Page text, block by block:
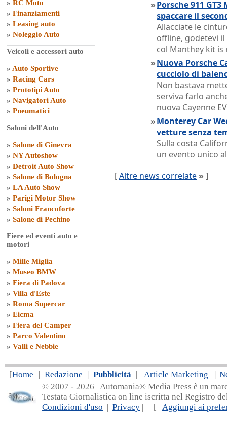
» RC Moto
» Finanziamenti
» Leasing auto
» Noleggio Auto
Veicoli e accessori auto
» Auto Sportive
» Racing Cars
» Prototipi Auto
» Navigatori Auto
» Pneumatici
Saloni dell'Auto
» Salone di Ginevra
» NY Autoshow
» Detroit Auto Show
» Salone di Bologna
» LA Auto Show
» Parigi Motor Show
» Saloni Francoforte
» Salone di Pechino
Fiere ed eventi auto e
motori
» Mille Miglia
» Museo BMW
» Fiera di Padova
» Villa d'Este
» Roma Supercar
» Eicma
» Fiera del Camper
» Parco Valentino
» Valli e Nebbie
»Porsche 911
spaccare il
Allacciate le
offline, godetevi il
col Manthey kit
»Nuova Porsche
cucciolo di
Non bastava
serviva farlo
nuova Cayenne EV
»Monterey Car
vetture senza
Sulla costa
un evento unico
[Altre news correlate » ]
[Home | Redazione | Pubblicità | Article Marketing |
© 2007 - 2026 Automania® Media Press è un
Testata Giornalistica on line iscritta nel Registro
Condizioni d'uso | Privacy | [ Aggiungi ai